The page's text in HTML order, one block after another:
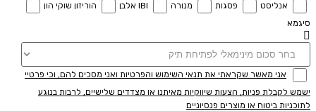
אנליסט
פסגות מנורה IBI אלבן
הוריזון שוקי הון
סיגמא
אני מאשר שקראתי את תנאי השימוש והפרטיות ואני מסכים להם, וכי פרטיי
ישמש לקבלת פניות, הצעות שיווקיות מאיתנו או מצדדים שלישיים, לרבות בנוגע
לתוכניות ביטוח או מוצרים פנסיוניים